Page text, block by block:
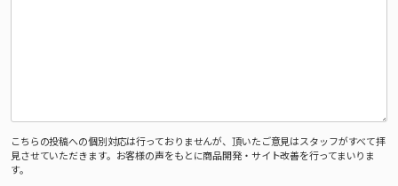
こちらの投稿への個別対応は行っておりませんが、頂いたご意見はスタッフがすべて拝
見させていただきます。お客様の声をもとに商品開発・サイト改善を行ってまいりま
す。